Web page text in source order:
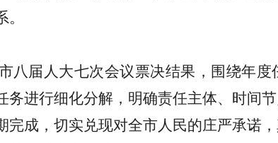
八届人大七次会议票决结果，围绕年
务进行细化分解，明确责任主体、时间
完成，切实兑现对全市人民的庄严承诺